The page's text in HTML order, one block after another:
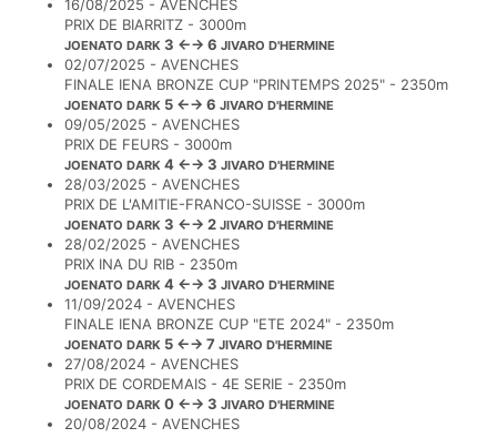
16/08/2025 - AVENCHES
PRIX DE BIARRITZ - 3000m
JOENATO DARK 3 ←→ 6 JIVARO D'HERMINE
02/07/2025 - AVENCHES
FINALE IENA BRONZE CUP "PRINTEMPS 2025" - 2350m
JOENATO DARK 5 ←→ 6 JIVARO D'HERMINE
09/05/2025 - AVENCHES
PRIX DE FEURS - 3000m
JOENATO DARK 4 ←→ 3 JIVARO D'HERMINE
28/03/2025 - AVENCHES
PRIX DE L'AMITIE-FRANCO-SUISSE - 3000m
JOENATO DARK 3 ←→ 2 JIVARO D'HERMINE
28/02/2025 - AVENCHES
PRIX INA DU RIB - 2350m
JOENATO DARK 4 ←→ 3 JIVARO D'HERMINE
11/09/2024 - AVENCHES
FINALE IENA BRONZE CUP "ETE 2024" - 2350m
JOENATO DARK 5 ←→ 7 JIVARO D'HERMINE
27/08/2024 - AVENCHES
PRIX DE CORDEMAIS - 4E SERIE - 2350m
JOENATO DARK 0 ←→ 3 JIVARO D'HERMINE
20/08/2024 - AVENCHES